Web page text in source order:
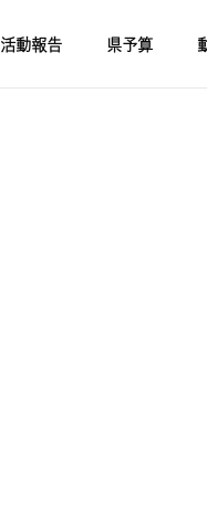
活動報告 県予算